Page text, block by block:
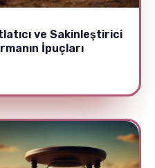
ve Sakinleştirici
İpuçları